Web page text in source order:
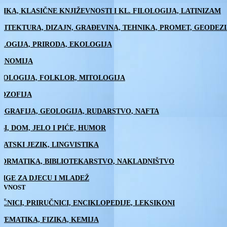
KLASIČNE KNJIŽEVNOSTI I KL. FILOLOGIJA, LATINIZAM
DIZAJN, GRAĐEVINA, TEHNIKA, PROMET,
PRIRODA, EKOLOGIJA
FOLKLOR, MITOLOGIJA
GEOLOGIJA, RUDARSTVO, NAFTA
DOM, JELO I PIĆE, HUMOR
JEZIK, LINGVISTIKA
BIBLIOTEKARSTVO, NAKLADNIŠTVO
ZA DJECU I MLADEŽ
PRIRUČNICI, ENCIKLOPEDIJE, LEKSIKONI
FIZIKA, KEMIJA